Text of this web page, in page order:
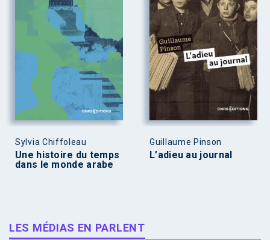
Sylvia Chiffoleau
Une histoire du temps
dans le monde arabe
Guillaume Pinson
L’adieu au journal
LES MÉDIAS EN PARLENT